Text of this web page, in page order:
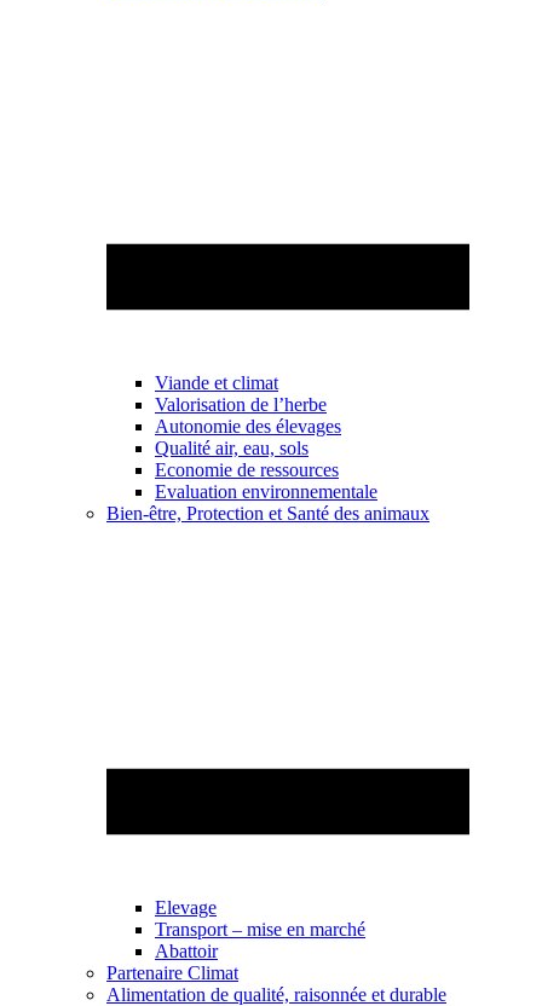
Viande et climat
Valorisation de l’herbe
Autonomie des élevages
Qualité air, eau, sols
Economie de ressources
Evaluation environnementale
Bien-être, Protection et Santé des animaux
Elevage
Transport – mise en marché
Abattoir
Partenaire Climat
Alimentation de qualité, raisonnée et durable